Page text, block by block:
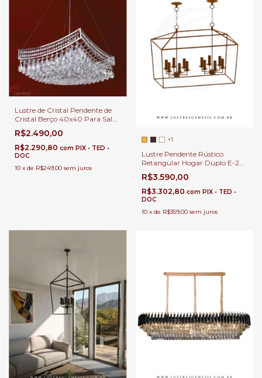
Lustre de Cristal Pendente de
Cristal Berço 40x40 Para Sala
de Estar e Jantar
R$2.490,00
R$2.290,80 com PIX • TED •
DOC
10 x de R$249,00 sem juros
+1
Lustre Pendente Rústico
Retangular Hogar Duplo E-27
Para Sala de Jantar
R$3.590,00
R$3.302,80 com PIX • TED •
DOC
10 x de R$359,00 sem juros